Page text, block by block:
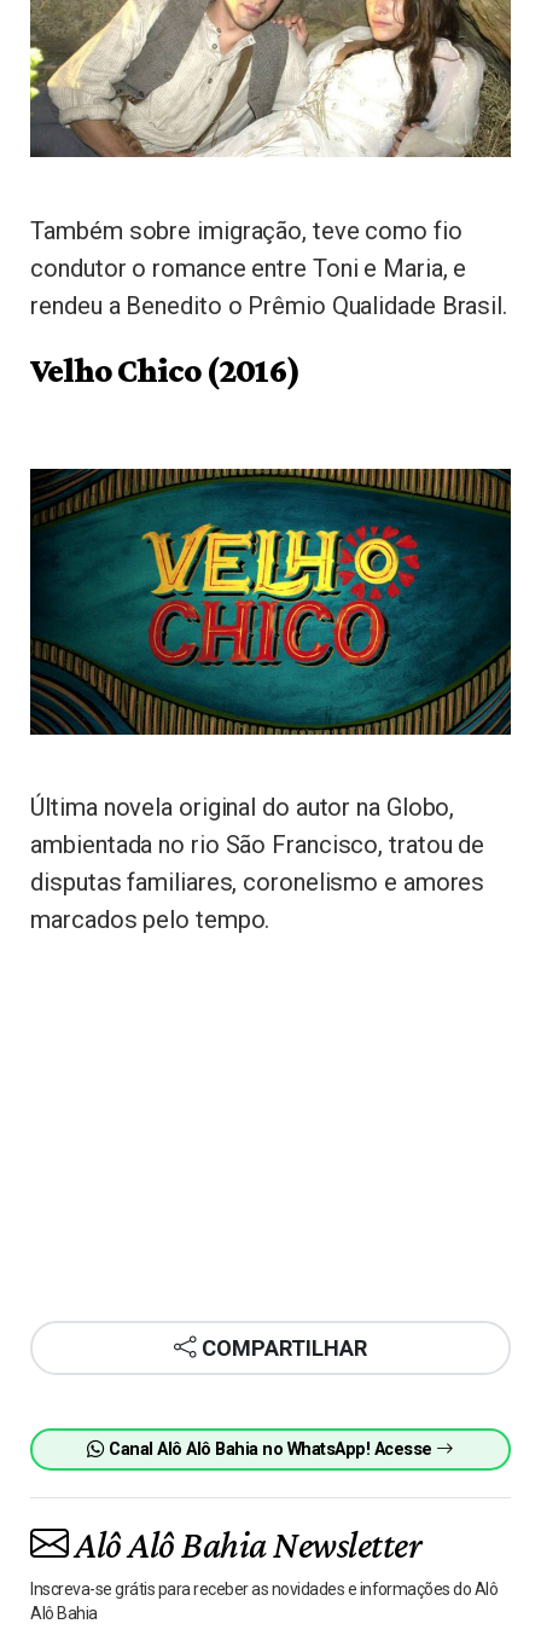
Também sobre imigração, teve como fio
condutor o romance entre Toni e Maria, e
rendeu a Benedito o Prêmio Qualidade Brasil.
Velho Chico (2016)
Última novela original do autor na Globo,
ambientada no rio São Francisco, tratou de
disputas familiares, coronelismo e amores
marcados pelo tempo.
COMPARTILHAR
Canal Alô Alô Bahia no WhatsApp! Acesse
Alô Alô Bahia Newsletter
Inscreva-se grátis para receber as novidades e informações do Alô
Alô Bahia